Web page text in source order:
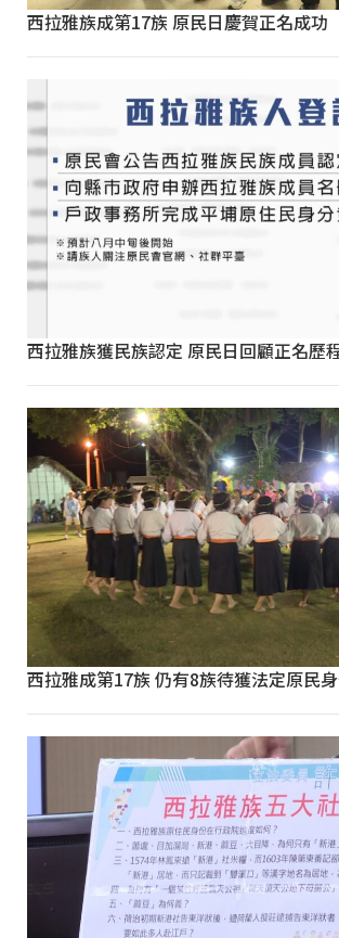
西拉雅族成第17族 原民日慶賀正名成功
西拉雅族獲民族認定 原民日回顧正名歷
西拉雅成第17族 仍有8族待獲法定原民